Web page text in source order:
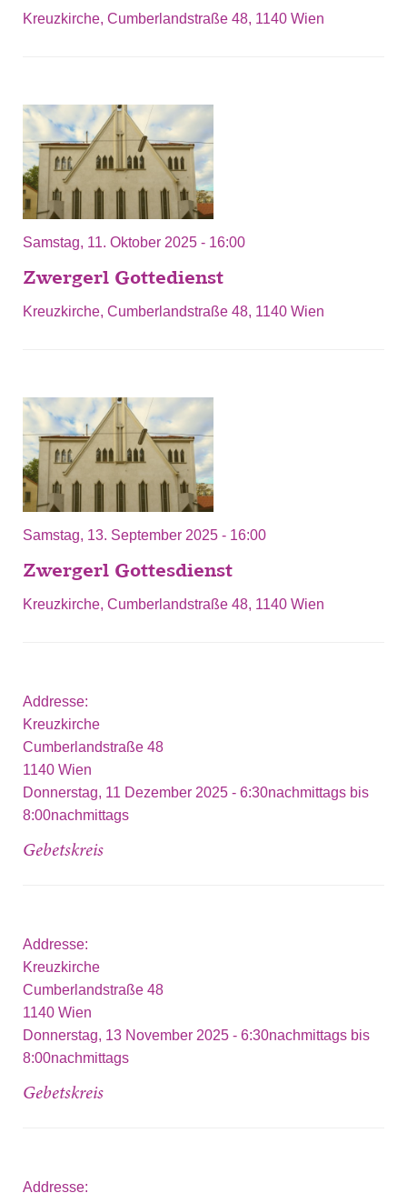
Kreuzkirche, Cumberlandstraße 48, 1140 Wien
Samstag, 11. Oktober 2025 - 16:00
Zwergerl Gottedienst
Kreuzkirche, Cumberlandstraße 48, 1140 Wien
Samstag, 13. September 2025 - 16:00
Zwergerl Gottesdienst
Kreuzkirche, Cumberlandstraße 48, 1140 Wien
Addresse:
Kreuzkirche
Cumberlandstraße 48
1140 Wien
Donnerstag, 11 Dezember 2025 - 6:30nachmittags bis
8:00nachmittags
Gebetskreis
Addresse:
Kreuzkirche
Cumberlandstraße 48
1140 Wien
Donnerstag, 13 November 2025 - 6:30nachmittags bis
8:00nachmittags
Gebetskreis
Addresse: